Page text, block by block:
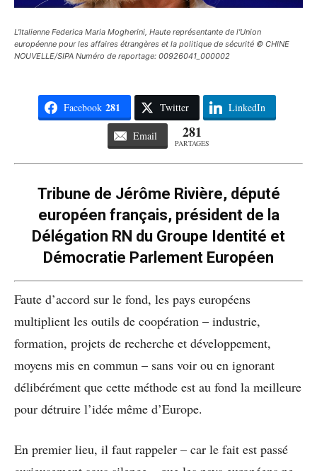
L'Italienne Federica Maria Mogherini, Haute représentante de l'Union
européenne pour les affaires étrangères et la politique de sécurité © CHINE
NOUVELLE/SIPA Numéro de reportage: 00926041_000002
Facebook 281 Twitter LinkedIn
Email 281
PARTAGES
Tribune de Jérôme Rivière, député
européen français, président de la
Délégation RN du Groupe Identité et
Démocratie Parlement Européen
Faute d’accord sur le fond, les pays européens
multiplient les outils de coopération – industrie,
formation, projets de recherche et développement,
moyens mis en commun – sans voir ou en ignorant
délibérément que cette méthode est au fond la meilleure
pour détruire l’idée même d’Europe.
En premier lieu, il faut rappeler – car le fait est passé